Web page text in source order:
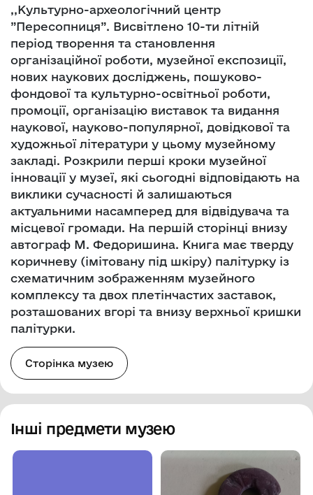
,,Культурно-археологічний центр
”Пересопниця”. Висвітлено 10-ти літній
період творення та становлення
організаційної роботи, музейної експозиції,
нових наукових досліджень, пошуково-
фондової та культурно-освітньої роботи,
промоції, організацію виставок та видання
наукової, науково-популярної, довідкової та
художньої літератури у цьому музейному
закладі. Розкрили перші кроки музейної
інновації у музеї, які сьогодні відповідають на
виклики сучасності й залишаються
актуальними насамперед для відвідувача та
місцевої громади. На першій сторінці внизу
автограф М. Федоришина. Книга має тверду
коричневу (імітовану під шкіру) палітурку із
схематичним зображенням музейного
комплексу та двох плетінчастих заставок,
розташованих вгорі та внизу верхньої кришки
палітурки.
Сторінка музею
Інші предмети музею